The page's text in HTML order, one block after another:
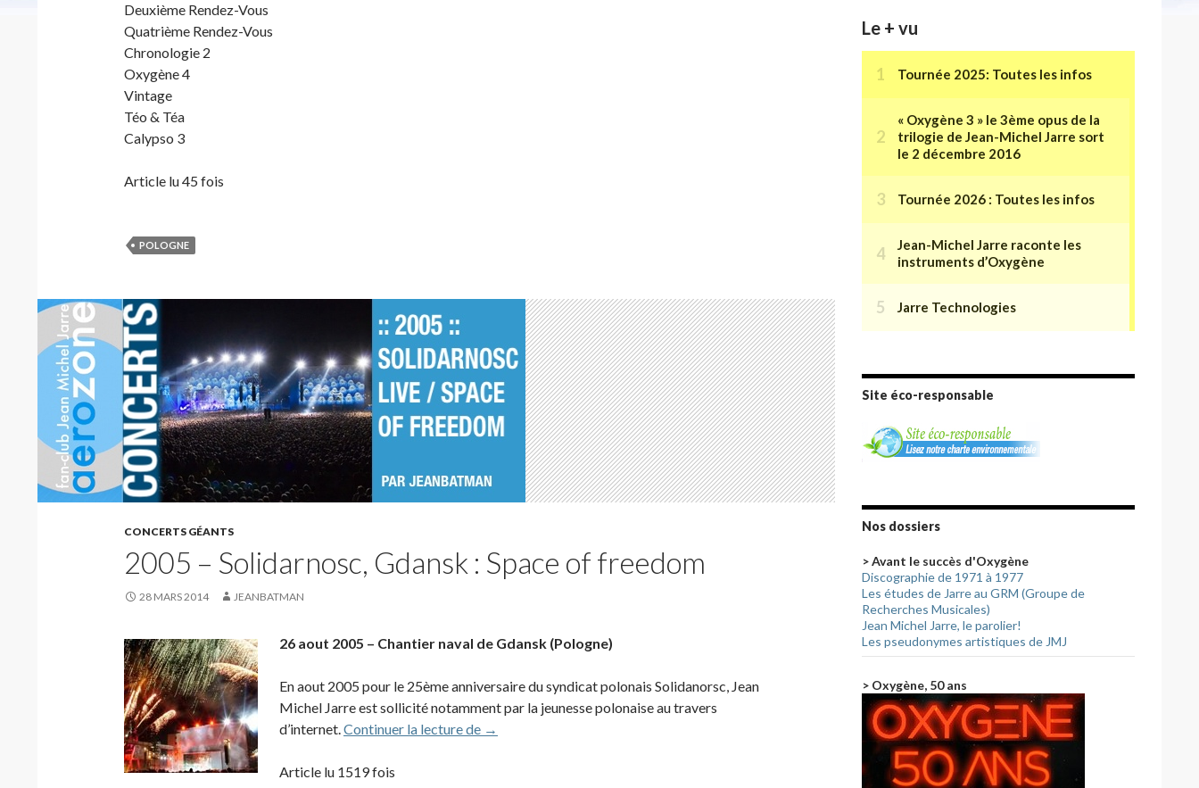
Deuxième Rendez-Vous
Quatrième Rendez-Vous
Chronologie 2
Oxygène 4
Vintage
Téo & Téa
Calypso 3
Article lu 45 fois
POLOGNE
CONCERTS GÉANTS
2005 – Solidarnosc, Gdansk : Space of freedom
28 MARS 2014 JEANBATMAN
26 aout 2005 – Chantier naval de Gdansk (Pologne)
En aout 2005 pour le 25ème anniversaire du syndicat polonais Solidanorsc, Jean
Michel Jarre est sollicité notamment par la jeunesse polonaise au travers
d’internet.Continuer la lecture de 2005 – Solidarnosc, Gdansk : Space of freedom
→
Article lu 1519 fois
Le + vu
Site éco-responsable
Nos dossiers
> Avant le succès d'Oxygène
Discographie de 1971 à 1977
Les études de Jarre au GRM (Groupe de
Recherches Musicales)
Jean Michel Jarre, le parolier!
Les pseudonymes artistiques de JMJ
> Oxygène, 50 ans